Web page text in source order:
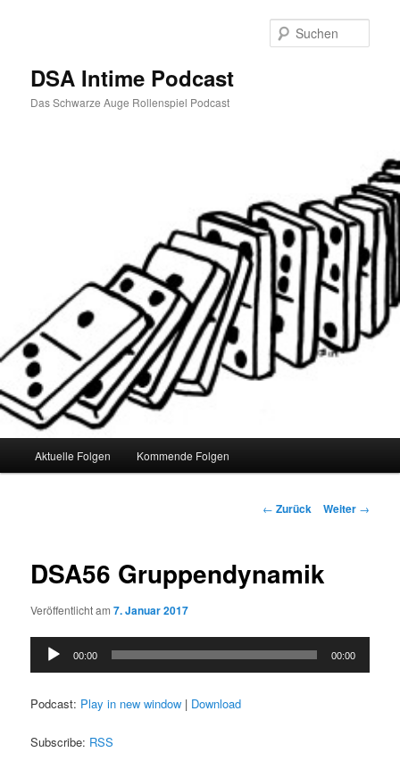
DSA Intime Podcast
Das Schwarze Auge Rollenspiel Podcast
Aktuelle Folgen Kommende Folgen
Beitrags-
← Zurück Weiter →
DSA56 Gruppendynamik
Veröffentlicht am7. Januar 2017
Audio-
Player
00:00 00:00
Podcast: Play in new window | Download
Subscribe: RSS